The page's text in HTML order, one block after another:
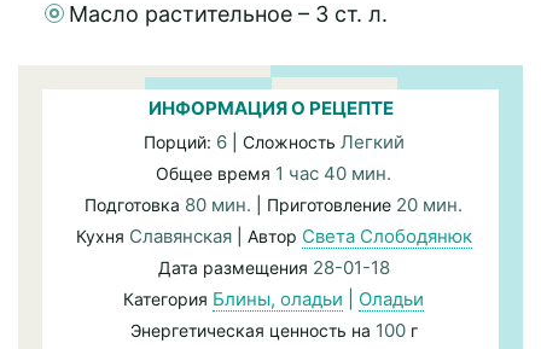
Масло растительное – 3 ст. л.
ИНФОРМАЦИЯ О РЕЦЕПТЕ
Порций: 6| Сложность Легкий
Общее время 1 час 40 мин.
Подготовка 80 мин. | Приготовление 20 мин.
Кухня Славянская| Автор Света Слободянюк
Дата размещения 28-01-18
Категория Блины, оладьи Оладьи
Энергетическая ценность на 100г